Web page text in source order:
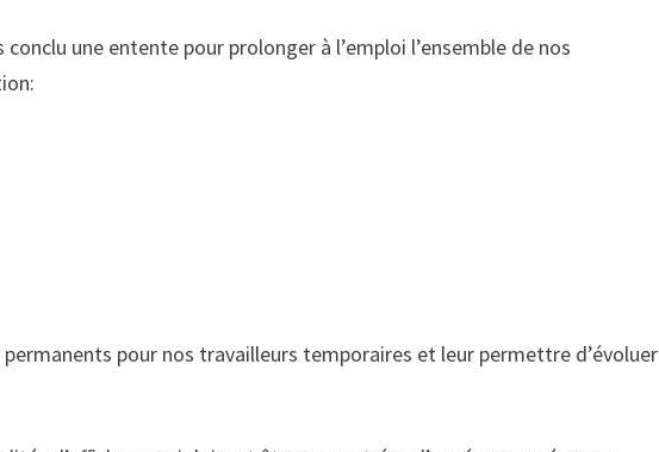
une entente pour prolonger à l’emploi l’ensemble de nos
permanents pour nos travailleurs temporaires et leur permettre d’évoluer